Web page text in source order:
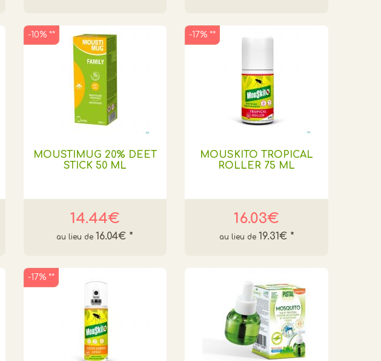
MOUSTIMUG 20% DEET
STICK 50 ML
14.44€
16.04€ *
-10% **
MOUSKITO TROPICAL
ROLLER 75 ML
16.03€
19.31€ *
-17% **
-17% **